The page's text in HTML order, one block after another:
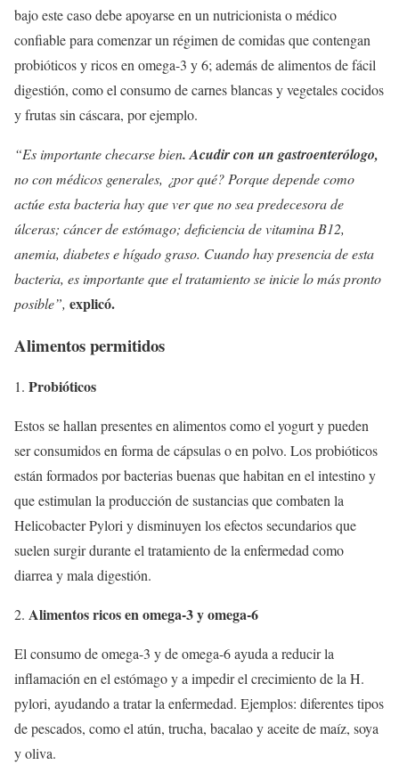
bajo este caso debe apoyarse en un nutricionista o médico
confiable para comenzar un régimen de comidas que contengan
probióticos y ricos en omega-3 y 6; además de alimentos de fácil
digestión, como el consumo de carnes blancas y vegetales cocidos
y frutas sin cáscara, por ejemplo.
“Es importante checarse bien. Acudir con un gastroenterólogo,
no con médicos generales, ¿por qué? Porque depende como
actúe esta bacteria hay que ver que no sea predecesora de
úlceras; cáncer de estómago; deficiencia de vitamina B12,
anemia, diabetes e hígado graso. Cuando hay presencia de esta
bacteria, es importante que el tratamiento se inicie lo más pronto
posible”, explicó.
Alimentos permitidos
Probióticos
Estos se hallan presentes en alimentos como el yogurt y pueden
ser consumidos en forma de cápsulas o en polvo. Los probióticos
están formados por bacterias buenas que habitan en el intestino y
que estimulan la producción de sustancias que combaten la
Helicobacter Pylori y disminuyen los efectos secundarios que
suelen surgir durante el tratamiento de la enfermedad como
diarrea y mala digestión.
Alimentos ricos en omega-3 y omega-6
El consumo de omega-3 y de omega-6 ayuda a reducir la
inflamación en el estómago y a impedir el crecimiento de la H.
pylori, ayudando a tratar la enfermedad. Ejemplos: diferentes tipos
de pescados, como el atún, trucha, bacalao y aceite de maíz, soya
y oliva.